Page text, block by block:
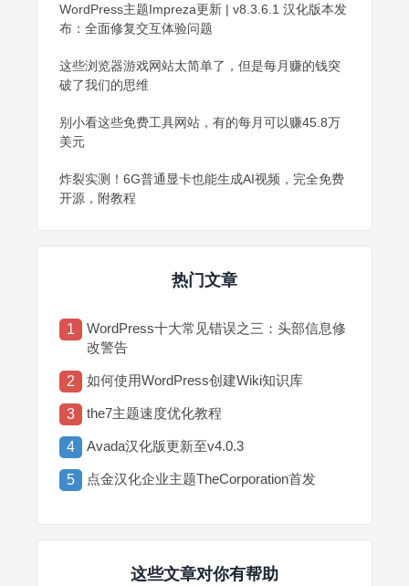
WordPress主题Impreza更新 | v8.3.6.1 汉化版本发
布：全面修复交互体验问题
这些浏览器游戏网站太简单了，但是每月赚的钱突
破了我们的思维
别小看这些免费工具网站，有的每月可以赚45.8万
美元
炸裂实测！6G普通显卡也能生成AI视频，完全免费
开源，附教程
热门文章
1
WordPress十大常见错误之三：头部信息修
改警告
2 如何使用WordPress创建Wiki知识库
3 the7主题速度优化教程
4 Avada汉化版更新至v4.0.3
5 点金汉化企业主题TheCorporation首发
这些文章对你有帮助